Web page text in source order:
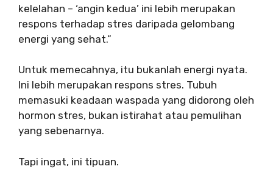
kelelahan – ‘angin kedua’ ini lebih merupakan
respons terhadap stres daripada gelombang
energi yang sehat.”
Untuk memecahnya, itu bukanlah energi nyata.
Ini lebih merupakan respons stres. Tubuh
memasuki keadaan waspada yang didorong oleh
hormon stres, bukan istirahat atau pemulihan
yang sebenarnya.
Tapi ingat, ini tipuan.